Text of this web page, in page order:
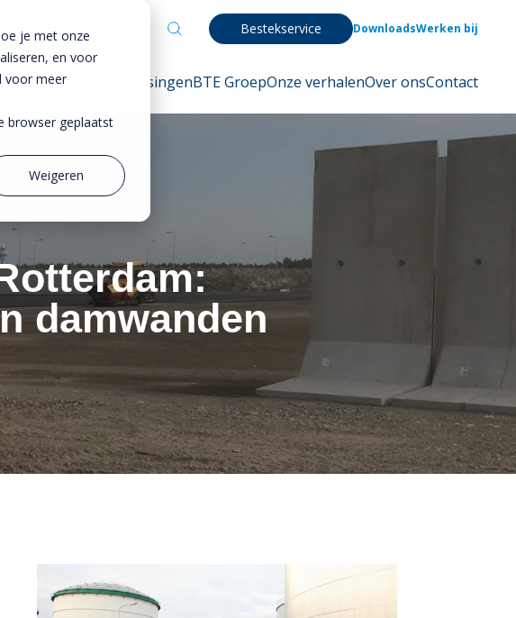
je met onze
en voor
voor meer
browser geplaatst
Weigeren
Bestekservice DownloadsWerken bij
Producten OplossingenBTE GroepOnze verhalenOver onsContact
damwanden